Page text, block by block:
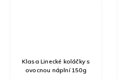
Klasa Linecké koláčky s
ovocnou náplní 150g